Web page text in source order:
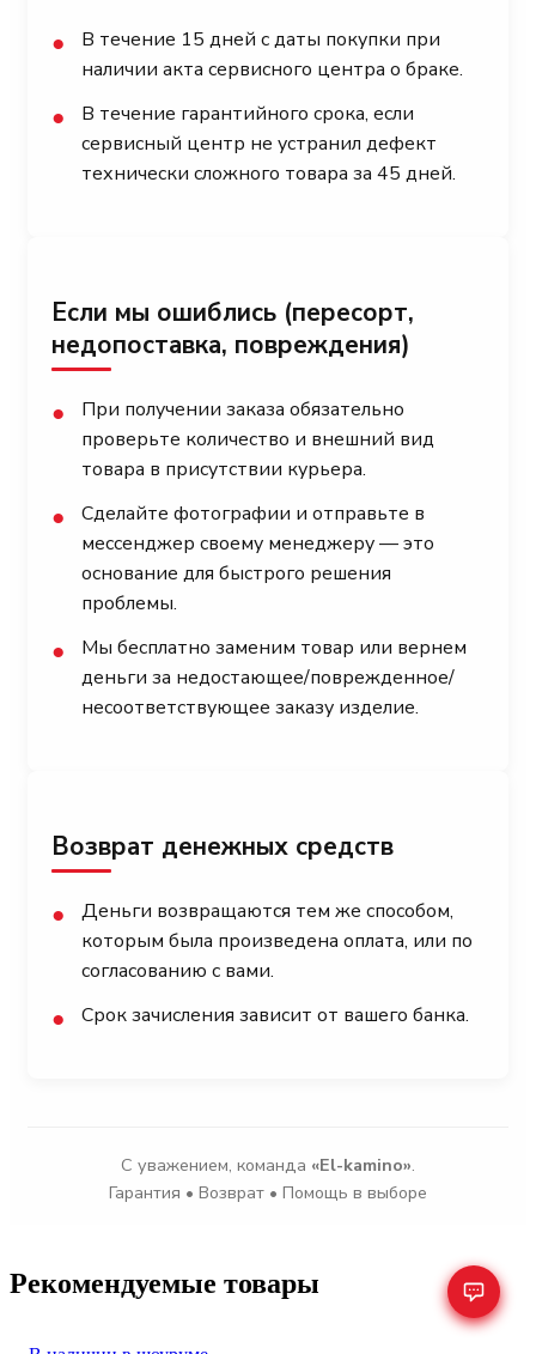
●
В течение 15 дней с даты покупки при
наличии акта сервисного центра о браке.
●
В течение гарантийного срока, если
сервисный центр не устранил дефект
технически сложного товара за 45 дней.
Если мы ошиблись (пересорт,
недопоставка, повреждения)
●
При получении заказа обязательно
проверьте количество и внешний вид
товара в присутствии курьера.
●
Сделайте фотографии и отправьте в
мессенджер своему менеджеру — это
основание для быстрого решения
проблемы.
●
Мы бесплатно заменим товар или вернем
деньги за недостающее/поврежденное/
несоответствующее заказу изделие.
Возврат денежных средств
●
Деньги возвращаются тем же способом,
которым была произведена оплата, или по
согласованию с вами.
● Срок зачисления зависит от вашего банка.
С уважением, команда «El-kamino».
Гарантия • Возврат • Помощь в выборе
Рекомендуемые товары